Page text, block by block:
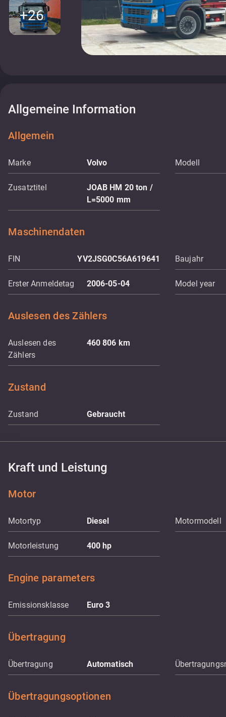
+26
Allgemeine Information
Allgemein
Marke Volvo Modell
Zusatztitel
JOAB HM 20 ton /
L=5000 mm
Maschinendaten
FIN YV2JSG0C56A619641 Baujahr
Erster Anmeldetag 2006-05-04 Model year
Auslesen des Zählers
Auslesen des
Zählers
460 806 km
Zustand
Zustand Gebraucht
Kraft und Leistung
Motor
Motortyp Diesel Motormodell
Motorleistung 400hp
Engine parameters
Emissionsklasse Euro 3
Übertragung
Übertragung Automatisch
Übertragungsoptionen